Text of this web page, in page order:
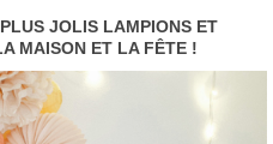
JOLIS LAMPIONS ET
MAISON ET LA FÊTE !